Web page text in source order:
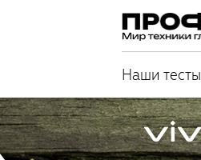
Наши тесты